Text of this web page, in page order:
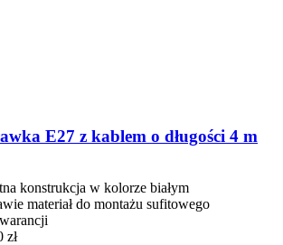
E27 z kablem o długości 4 m
konstrukcja w kolorze białym
materiał do montażu sufitowego
zł